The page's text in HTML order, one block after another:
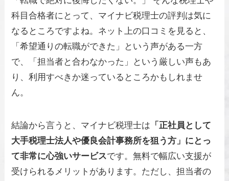
科目合格者にとって、マイナビ税理士の評判は気に
なるところですよね。ネット上の口コミを見ると、
「希望通りの転職ができた」という声がある一方
で、「担当者と合わなかった」という厳しい声もあ
り、利用すべきか迷っているところかもしれませ
ん。
結論から言うと、マイナビ税理士は 「正社員として
大手税理士法人や優良会計事務所を狙う方」にとっ
て非常に心強いサービスです。無料で幅広い支援が
受けられるメリットがあります。ただし、担当者の